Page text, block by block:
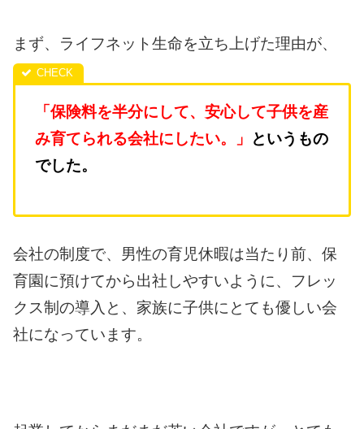
まず、ライフネット生命を立ち上げた理由が、
「保険料を半分にして、安心して子供を産
み育てられる会社にしたい。」
というもの
でした。
会社の制度で、男性の育児休暇は当たり前、保
育園に預けてから出社しやすいように、フレッ
クス制の導入と、家族に子供にとても優しい会
社になっています。